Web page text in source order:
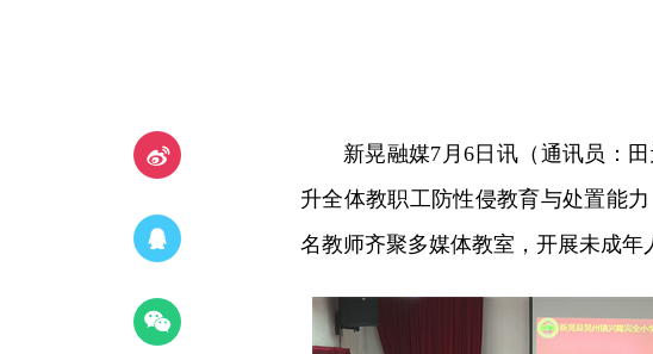
新晃融媒7月6日讯（通讯员：
升全体教职工防性侵教育与处置能
名教师齐聚多媒体教室，开展未成年